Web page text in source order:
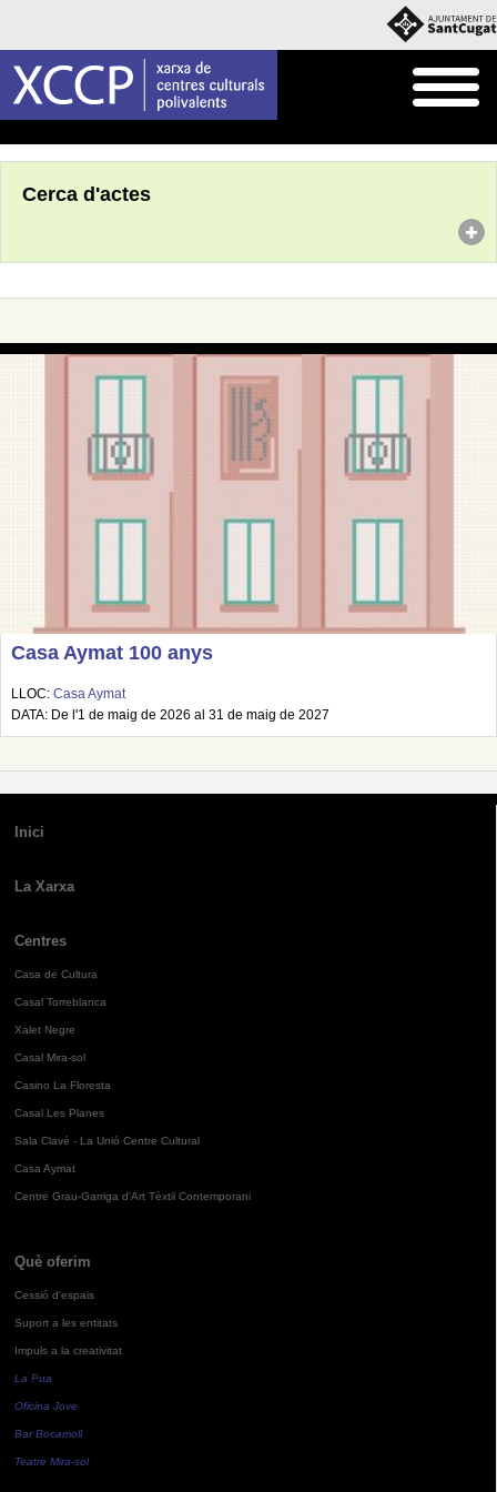
Cerca d'actes
Casa Aymat 100 anys
LLOC: Casa Aymat
DATA: De l'1 de maig de 2026 al 31 de maig de 2027
Inici
La Xarxa
Centres
Casa de Cultura
Casal Torreblanca
Xalet Negre
Casal Mira-sol
Casino La Floresta
Casal Les Planes
Sala Clavé - La Unió Centre Cultural
Casa Aymat
Centre Grau-Garriga d'Art Tèxtil Contemporani
Què oferim
Cessió d'espais
Suport a les entitats
Impuls a la creativitat
La Pua
Oficina Jove
Bar Bocamoll
Teatre Mira-sol